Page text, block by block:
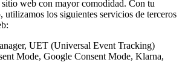
web con mayor comodidad. Con tu
utilizamos los siguientes servicios de terceros
UET (Universal Event Tracking)
Mode, Google Consent Mode, Klarna,